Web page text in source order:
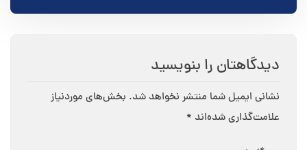
دیدگاهتان را بنویسید
نشانی ایمیل شما منتشر نخواهد شد. بخش‌های موردنیاز
علامت‌گذاری شده‌اند *